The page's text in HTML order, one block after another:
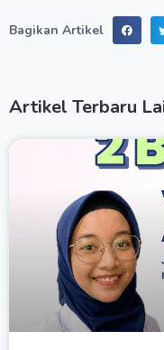
Bagikan Artikel
Artikel Terbaru